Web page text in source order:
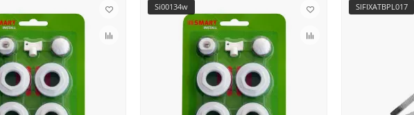
Si00134w SIFIXATBPL017